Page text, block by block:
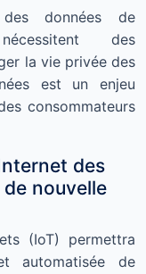
données de
des
la vie privée des
est un enjeu
consommateurs
des
nouvelle
(IoT) permettra
automatisée de